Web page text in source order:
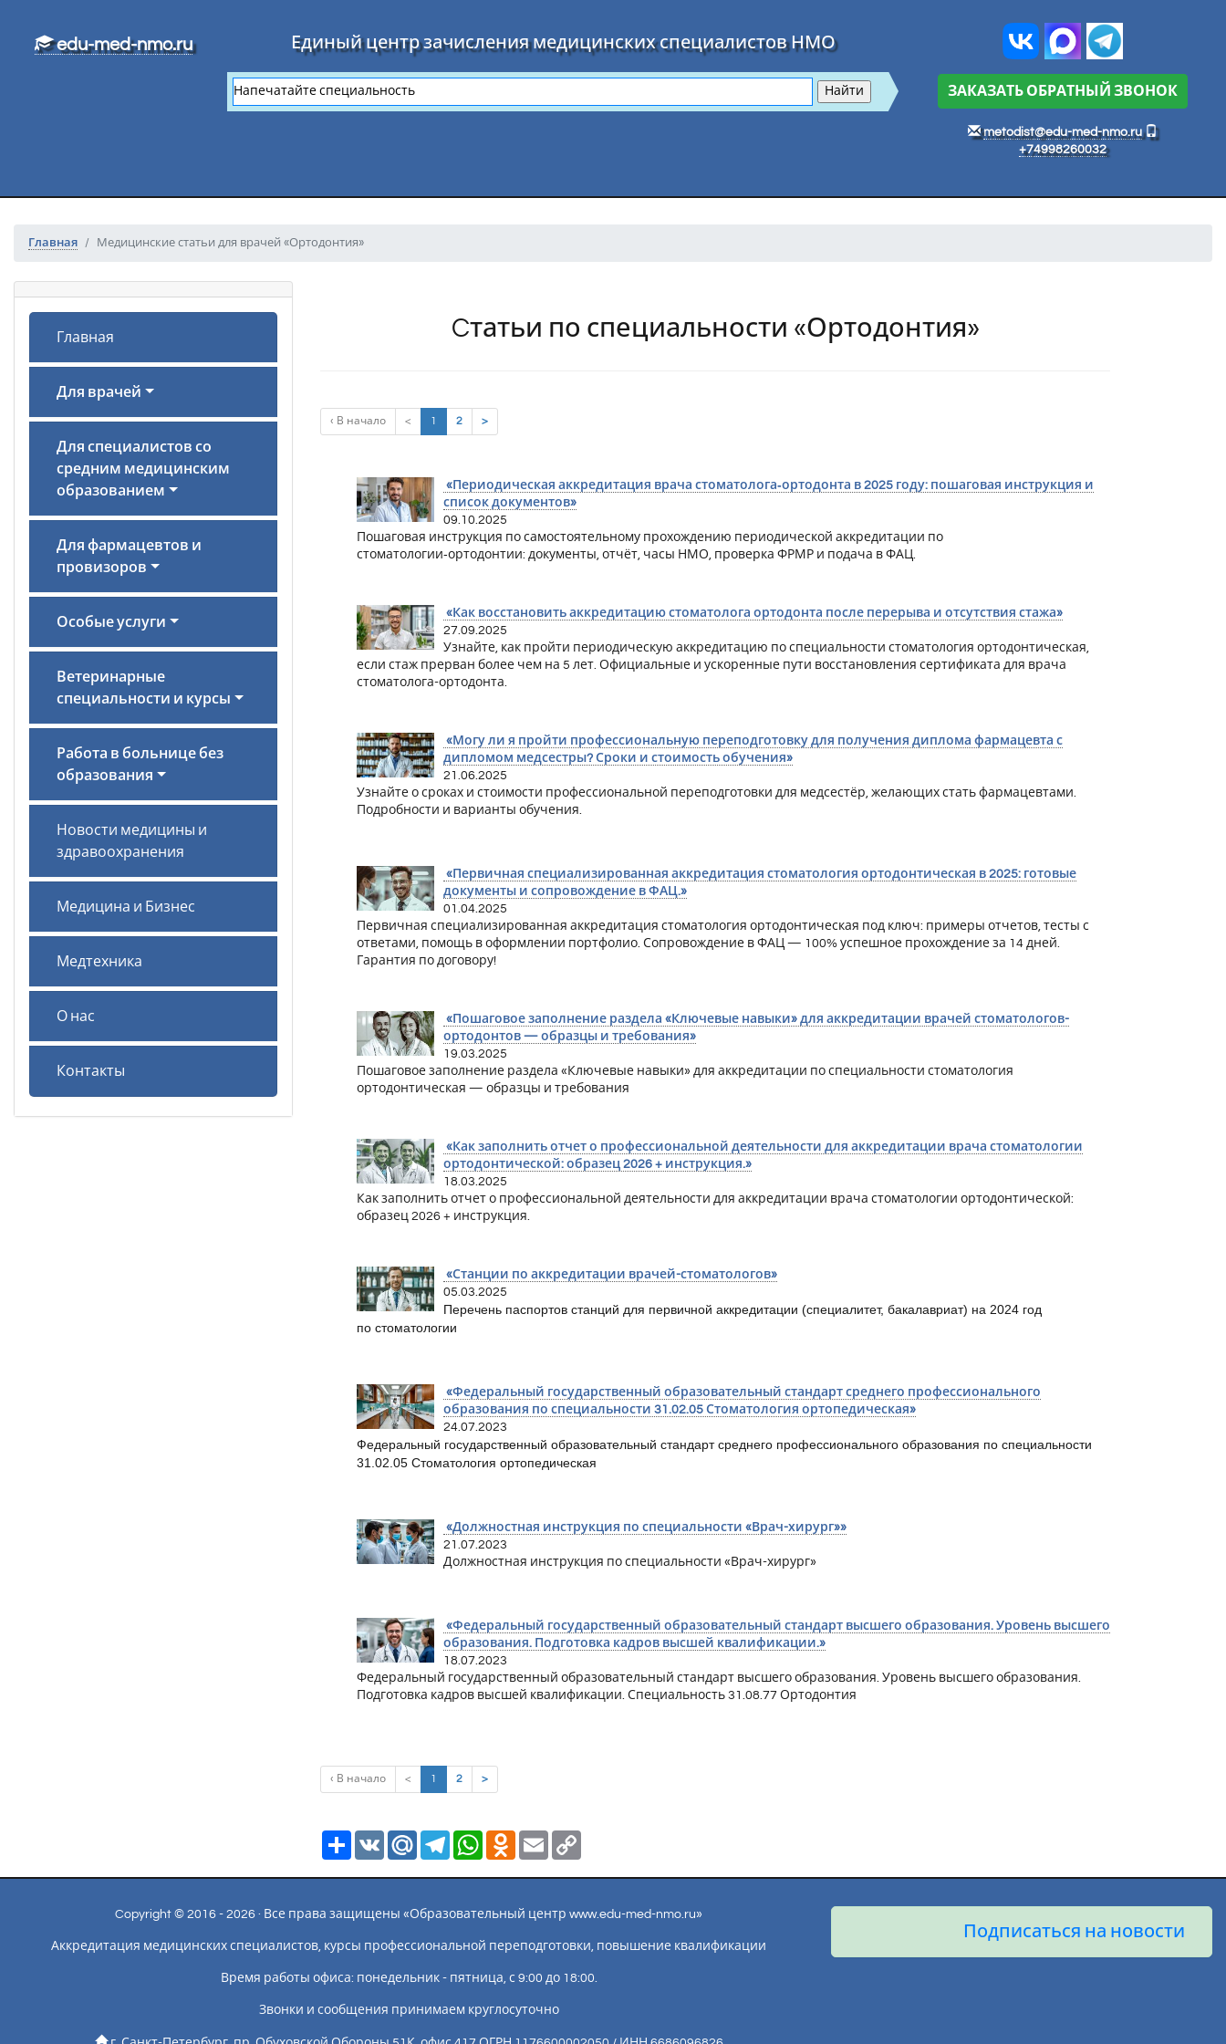
edu-med-nmo.ru Единый центр зачисления медицинских специалистов НМО
ЗАКАЗАТЬ ОБРАТНЫЙ ЗВОНОК
metodist@edu-med-nmo.ru
+74998260032
Главная Медицинские статьи для врачей «Ортодонтия»
Главная
Для врачей
Для специалистов со
средним медицинским
образованием
Для фармацевтов и
провизоров
Особые услуги
Ветеринарные
специальности и курсы
Работа в больнице без
образования
Новости медицины и
здравоохранения
Медицина и Бизнес
Медтехника
О нас
Контакты
Cтатьи по специальности «Ортодонтия»
‹ В начало < 1 (current)
2 >
«Периодическая аккредитация врача стоматолога‑ортодонта в 2025 году: пошаговая инструкция и
список документов»
09.10.2025
Пошаговая инструкция по самостоятельному прохождению периодической аккредитации по
стоматологии‑ортодонтии: документы, отчёт, часы НМО, проверка ФРМР и подача в ФАЦ.
«Как восстановить аккредитацию стоматолога ортодонта после перерыва и отсутствия стажа»
27.09.2025
Узнайте, как пройти периодическую аккредитацию по специальности стоматология ортодонтическая,
если стаж прерван более чем на 5 лет. Официальные и ускоренные пути восстановления сертификата для врача
стоматолога-ортодонта.
«Могу ли я пройти профессиональную переподготовку для получения диплома фармацевта с
дипломом медсестры? Сроки и стоимость обучения»
21.06.2025
Узнайте о сроках и стоимости профессиональной переподготовки для медсестёр, желающих стать фармацевтами.
Подробности и варианты обучения.
«Первичная специализированная аккредитация стоматология ортодонтическая в 2025: готовые
документы и сопровождение в ФАЦ.»
01.04.2025
Первичная специализированная аккредитация стоматология ортодонтическая под ключ: примеры отчетов, тесты с
ответами, помощь в оформлении портфолио. Сопровождение в ФАЦ — 100% успешное прохождение за 14 дней.
Гарантия по договору!
«Пошаговое заполнение раздела «Ключевые навыки» для аккредитации врачей стоматологов-
ортодонтов — образцы и требования»
19.03.2025
Пошаговое заполнение раздела «Ключевые навыки» для аккредитации по специальности стоматология
ортодонтическая — образцы и требования
«Как заполнить отчет о профессиональной деятельности для аккредитации врача стоматологии
ортодонтической: образец 2026 + инструкция.»
18.03.2025
Как заполнить отчет о профессиональной деятельности для аккредитации врача стоматологии ортодонтической:
образец 2026 + инструкция.
«Станции по аккредитации врачей-стоматологов»
05.03.2025
Перечень паспортов станций для первичной аккредитации (специалитет, бакалавриат) на 2024 год
по стоматологии
«Федеральный государственный образовательный стандарт среднего профессионального
образования по специальности 31.02.05 Стоматология ортопедическая»
24.07.2023
Федеральный государственный образовательный стандарт среднего профессионального образования по специальности
31.02.05 Стоматология ортопедическая
«Должностная инструкция по специальности «Врач-хирург»»
21.07.2023
Должностная инструкция по специальности «Врач-хирург»
«Федеральный государственный образовательный стандарт высшего образования. Уровень высшего
образования. Подготовка кадров высшей квалификации.»
18.07.2023
Федеральный государственный образовательный стандарт высшего образования. Уровень высшего образования.
Подготовка кадров высшей квалификации. Специальность 31.08.77 Ортодонтия
‹ В начало < 1 (current)
2 >
РесурсVK Mail.Ru TelegramWhatsAppOdnoklassniki
Email
Copyright © 2016 - 2026 · Все права защищены «Образовательный центр www.edu-med-nmo.ru»
Аккредитация медицинских специалистов, курсы профессиональной переподготовки, повышение квалификации
Время работы офиса: понедельник - пятница, с 9:00 до 18:00.
Звонки и сообщения принимаем круглосуточно
Подписаться на новости